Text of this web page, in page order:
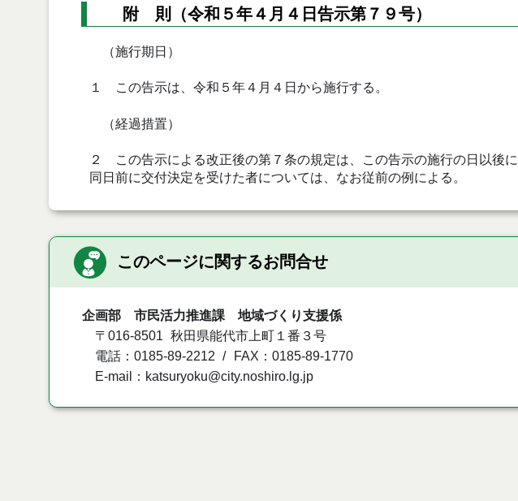
附 則（令和５年４月４日告示第７９号）
（施行期日）
１ この告示は、令和５年４月４日から施行する。
（経過措置）
２ この告示による改正後の第７条の規定は、この告示の施行の日以後
同日前に交付決定を受けた者については、なお従前の例による。
このページに関するお問合せ
企画部 市民活力推進課 地域づくり支援係
〒016-8501 秋田県能代市上町１番３号
電話：0185-89-2212
FAX：0185-89-1770
E-mail：katsuryoku@city.noshiro.lg.jp